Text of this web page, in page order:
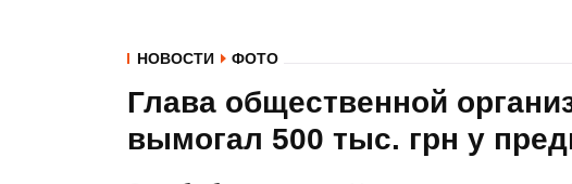
НОВОСТИ ФОТО
Глава общественной
вымогал 500 тыс. грн у